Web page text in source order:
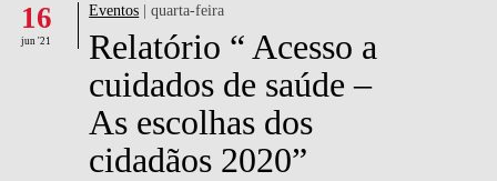
DOCENTES E INVESTIGAÇÃO
COMUNIDADE
LIFE AT NOVA SBE
WHAT'S HAPPENING
16
jun '21
Eventos | quarta-feira
Relatório “ Acesso a
cuidados de saúde –
As escolhas dos
cidadãos 2020”